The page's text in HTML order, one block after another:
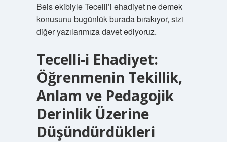
Beis ekibiyle Tecelli’i ehadiyet ne demek
konusunu bugünlük burada bırakıyor, sizi
diğer yazılarımıza davet ediyoruz.
Tecelli-i Ehadiyet:
Öğrenmenin Tekillik,
Anlam ve Pedagojik
Derinlik Üzerine
Düşündürdükleri